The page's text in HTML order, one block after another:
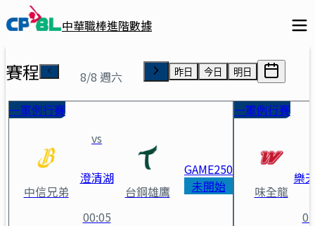
中華職棒進階數據
賽程 8/8 週六 昨日 今日 明日
一軍例行賽
中信兄弟
vs
澄清湖
00:05
台鋼雄鷹
GAME250
未開始
一軍例行賽
味全龍
樂